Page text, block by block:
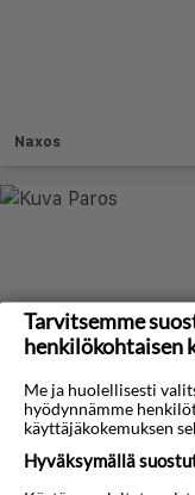
Naxos
Paros
Tarvitsemme
henkilökohtaisen
Me ja huolellisesti
hyödynnämme
käyttäjäkokemuksen
Hyväksymällä